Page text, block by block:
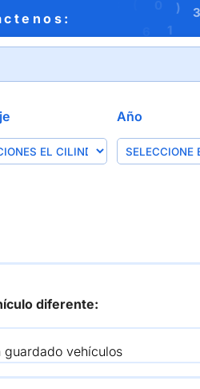
1
) 3
Año
diferente:
guardado vehículos